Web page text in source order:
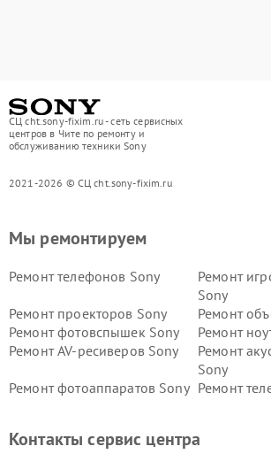
СЦ cht.sony-fixim.ru - сеть сервисных
центров в Чите по ремонту и
обслуживанию техники Sony
2021-2026 © СЦ cht.sony-fixim.ru
Мы ремонтируем
Ремонт телефонов Sony
Ремонт
Sony
Ремонт проекторов Sony
Ремонт
Ремонт фотовспышек Sony
Ремонт
Ремонт AV-ресиверов Sony
Ремонт
Sony
Ремонт фотоаппаратов Sony Ремонт
Контакты сервис центра